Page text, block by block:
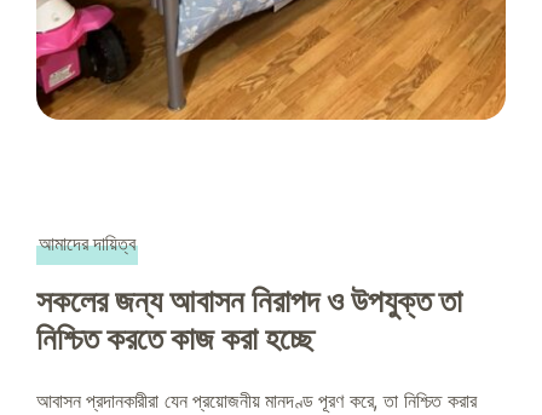
আমাদের দায়িত্ব
সকলের জন্য আবাসন নিরাপদ ও উপযুক্ত তা
নিশ্চিত করতে কাজ করা হচ্ছে
আবাসন প্রদানকারীরা যেন প্রয়োজনীয় মানদণ্ড পূরণ করে, তা নিশ্চিত করার